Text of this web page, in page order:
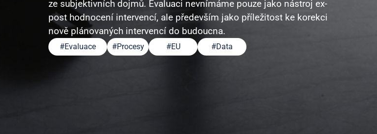
ze subjektivních dojmů. Evaluaci nevnímáme pouze jako nástroj ex-
post hodnocení intervencí, ale především jako příležitost ke korekci
nově plánovaných intervencí do budoucna.
#Evaluace #Procesy #EU #Data